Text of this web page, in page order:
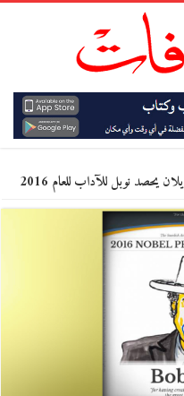
يحصد نوبل للآداب للعام 2016